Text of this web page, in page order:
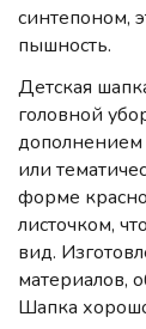
синтепоном,
пышность.
Детская
головной
дополнением
или
форме
листочком,
вид.
материалов,
Шапка